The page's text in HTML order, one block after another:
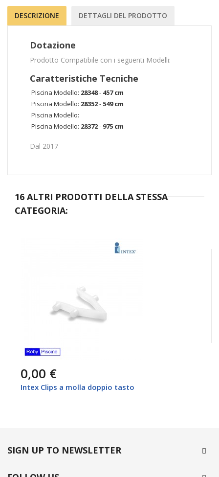
DESCRIZIONE DETTAGLI DEL PRODOTTO
Dotazione
Prodotto Compatibile con i seguenti Modelli:
Caratteristiche Tecniche
Piscina Modello: 28348- 457 cm
Piscina Modello: 28352- 549 cm
Piscina Modello:
Piscina Modello: 28372- 975 cm
Dal 2017
16 ALTRI PRODOTTI DELLA STESSA
CATEGORIA:
0,00 €
Intex Clips a molla doppio tasto
SIGN UP TO NEWSLETTER